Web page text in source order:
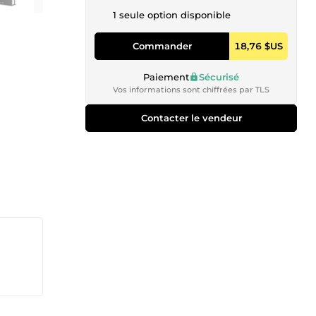
1 seule option disponible
Commander 18,76 $US
Paiement Sécurisé
Vos informations sont chiffrées par TLS
Contacter le vendeur